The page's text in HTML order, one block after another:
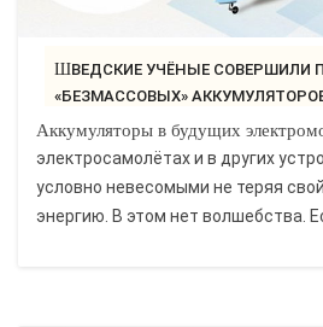
ШВЕДСКИЕ УЧЁНЫЕ СОВЕРШИЛИ ПРОРЫВ В ОБЛАСТИ
«БЕЗМАССОВЫХ»
Аккумуляторы в будущих
электросамолётах и в других
условно невесомыми не теряя
энергию. В этом нет волшебства.